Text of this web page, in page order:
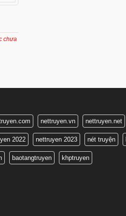
chưa
nettruyen.vn nettruyen.net
2022 nettruyen 2023 nét truyện
baotangtruyen khptruyen